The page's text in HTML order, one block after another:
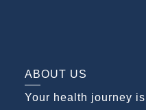
ABOUT US
Your health journey